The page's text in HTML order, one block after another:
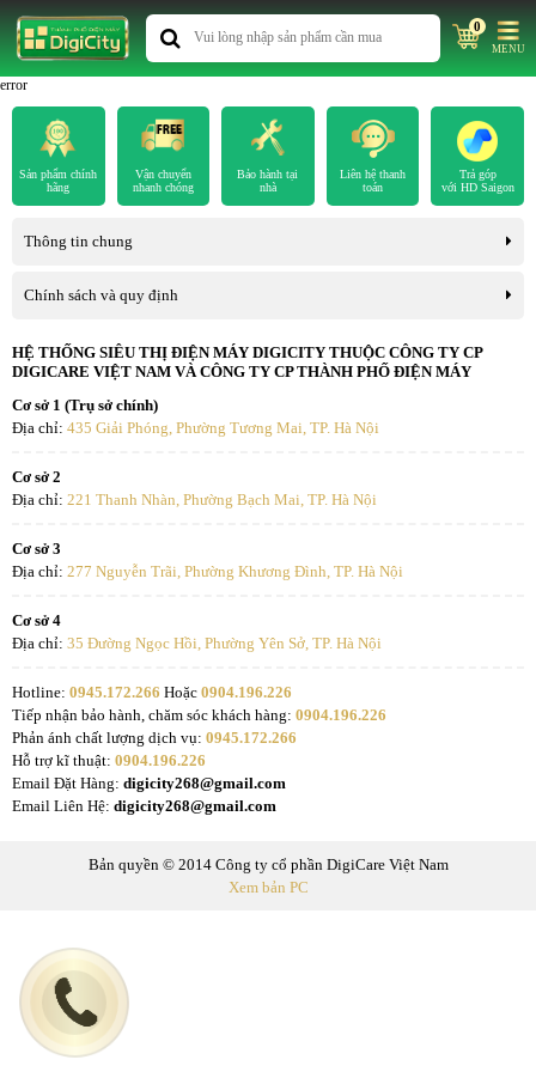
0
MENU
error
Sản phẩm chính
hãng
Vận chuyển
nhanh chóng
Bảo hành tại
nhà
Liên hệ thanh
toán
Trả góp
với HD Saigon
Thông tin chung
Chính sách và quy định
HỆ THỐNG SIÊU THỊ ĐIỆN MÁY DIGICITY THUỘC CÔNG TY CP
DIGICARE VIỆT NAM VÀ CÔNG TY CP THÀNH PHỐ ĐIỆN MÁY
Cơ sở 1 (Trụ sở chính)
Địa chỉ: 435 Giải Phóng, Phường Tương Mai, TP. Hà Nội
Cơ sở 2
Địa chỉ: 221 Thanh Nhàn, Phường Bạch Mai, TP. Hà Nội
Cơ sở 3
Địa chỉ: 277 Nguyễn Trãi, Phường Khương Đình, TP. Hà Nội
Cơ sở 4
Địa chỉ: 35 Đường Ngọc Hồi, Phường Yên Sở, TP. Hà Nội
Hotline: 0945.172.266 Hoặc 0904.196.226
Tiếp nhận bảo hành, chăm sóc khách hàng: 0904.196.226
Phản ánh chất lượng dịch vụ: 0945.172.266
Hỗ trợ kĩ thuật: 0904.196.226
Email Đặt Hàng: digicity268@gmail.com
Email Liên Hệ: digicity268@gmail.com
Bản quyền © 2014 Công ty cổ phần DigiCare Việt Nam
Xem bản PC